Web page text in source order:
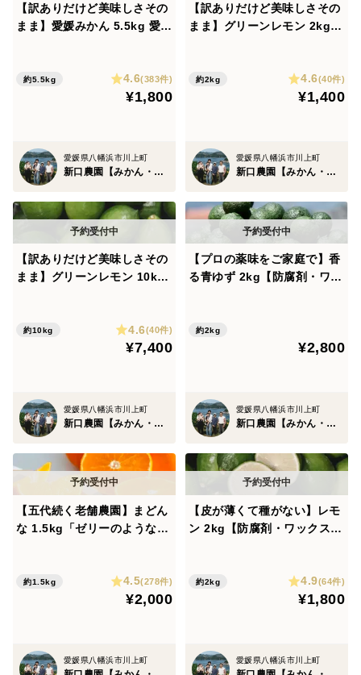
【訳ありだけど美味しさその
まま】愛媛みかん 5.5kg 愛媛
金賞受賞園】
約5.5kg 4.6(383件)
¥1,800
愛媛県八幡浜市川上町
新口農園【みかん・柑橘グランプリ2026最高金賞受賞】
【訳ありだけど美味しさその
まま】グリーンレモン 2kg
約2kg 4.6(40件)
¥1,400
愛媛県八幡浜市川上町
新口農園【みかん・柑橘グランプリ2026最高金賞受賞】
【訳ありだけど美味しさその
まま】グリーンレモン 10kg
約10kg 4.6(40件)
¥7,400
愛媛県八幡浜市川上町
新口農園【みかん・柑橘グランプリ2026最高金賞受賞】
【プロの薬味をご家庭で】香
る青ゆず 2kg【防腐剤・ワッ
約2kg
¥2,800
愛媛県八幡浜市川上町
新口農園【みかん・柑橘グランプリ2026最高金賞受賞】
【五代続く老舗農園】まどん
な 1.5kg「ゼリーのようなプ
高金賞受賞園】
約1.5kg 4.5(278件)
¥2,000
愛媛県八幡浜市川上町
【皮が薄くて種がない】レモ
ン 2kg【防腐剤・ワックス不
約2kg 4.9(64件)
¥1,800
愛媛県八幡浜市川上町